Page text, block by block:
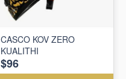
CASCO KOV ZERO
KUALITHI
$96